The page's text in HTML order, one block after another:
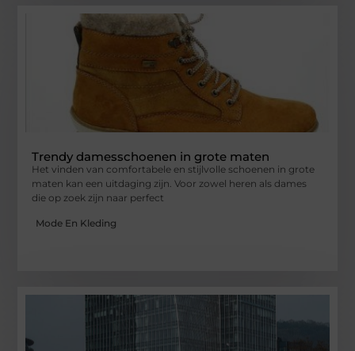
Trendy damesschoenen in grote maten
Het vinden van comfortabele en stijlvolle schoenen in grote
maten kan een uitdaging zijn. Voor zowel heren als dames
die op zoek zijn naar perfect
Mode En Kleding